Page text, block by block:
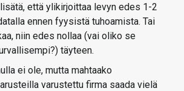
että ylikirjoittaa levyn edes 1-2
ennen fyysistä tuhoamista. Tai
niin edes nollaa (vai oliko se
täyteen.
ei ole, mutta mahtaako
varustettu firma saada vielä